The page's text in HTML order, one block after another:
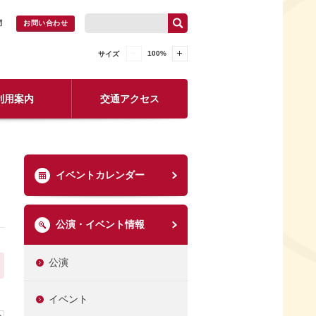
お問い合わせ
サイズ 100%
用案内 交通アクセス
イベントカレンダー
公演・イベント情報
公演
イベント